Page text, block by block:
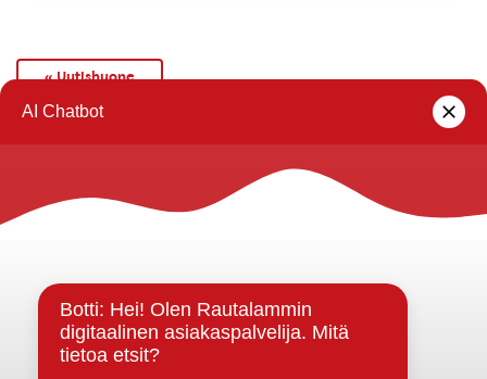
« Uutishuone
Rautalammin kunta
Strategiat, ohjelmat, ohjeet, suunnitelmat, säännöt ja
sopimukset
Asiakirjajulkisuuskuvaus